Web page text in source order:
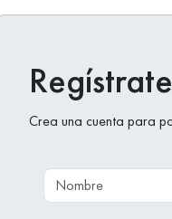
Regístrate
Crea una cuenta para
Nombre